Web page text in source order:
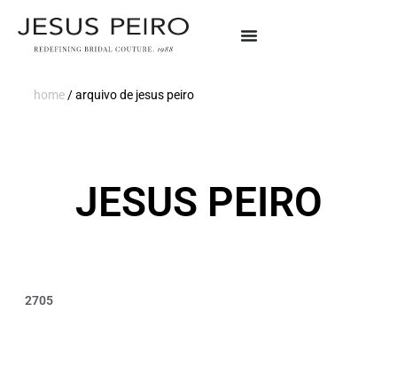
home /arquivo de jesus peiro
JESUS PEIRO
2705